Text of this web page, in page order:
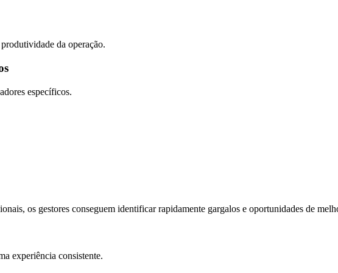
da operação.
específicos.
os gestores conseguem identificar rapidamente gargalos e oportunidades de
experiência consistente.